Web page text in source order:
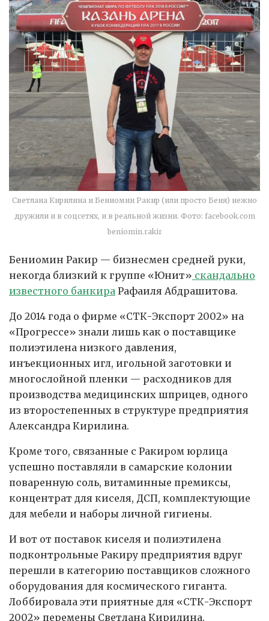
Светлана Кирилина и Бениомин Ракир (или просто Беня) нежно
дружили и в соцсетях, и в реальной жизни. Фото: facebook.com
beniomin.rakir
Бениомин Ракир — бизнесмен средней руки,
некогда близкий к группе «Юнит» скандально
известного банкира Рафаиля Абдрашитова.
До 2014 года о фирме «СТК-Экспорт 2002» на
«Прогрессе» знали лишь как о поставщике
полиэтилена низкого давления,
инъекционных игл, игольной заготовки и
многослойной пленки — расходников для
производства медицинских шприцев, одного
из второстепенных в структуре предприятия
Александра Кирилина.
Кроме того, связанные с Ракиром юрлица
успешно поставляли в самарские колонии
поваренную соль, витаминные премиксы,
концентрат для киселя, ДСП, комплектующие
для мебели и наборы личной гигиены.
И вот от поставок киселя и полиэтилена
подконтрольные Ракиру предприятия вдруг
перешли в категорию поставщиков сложного
оборудования для космического гиганта.
Лоббировала эти приятные для «СТК-Экспорт
2002» перемены Светлана Кирилина.